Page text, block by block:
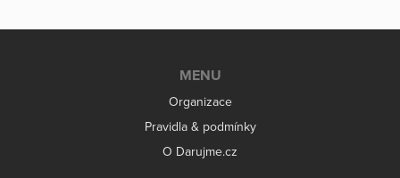
MENU
Organizace
Pravidla & podmínky
O Darujme.cz